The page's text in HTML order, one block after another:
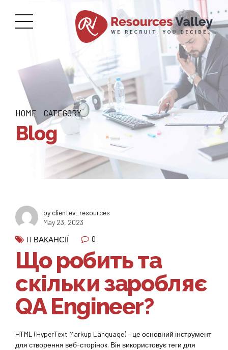
HOME CATEGORY
Blog
by clientev_resources
May 23, 2023
IT ВАКАНСІЇ 0
Що робить та
скільки заробляє
QA Engineer?
HTML (HyperText Markup Language) – це основний інструмент
для створення веб-сторінок. Він використовує теги для